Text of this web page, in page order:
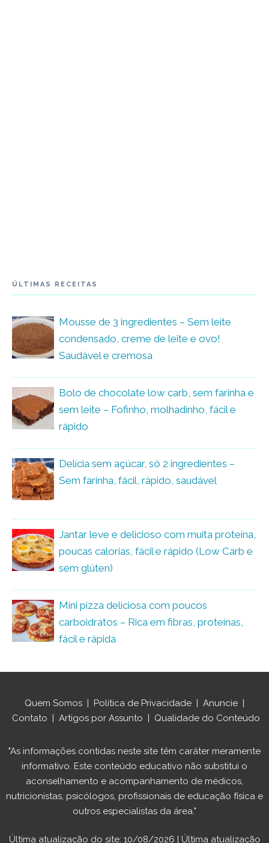
ÚLTIMAS RECEITAS
Mousse de 3 ingredientes – Sem leite
condensado, creme de leite e ovo!
Saudável e cremosa
Bolo de chocolate low carb, sem farinha e
sem leite – Fofinho, molhadinho, fácil e
rápido
Delícia sem açúcar, só 2 ingredientes –
Sem farinha, fácil, rápido, saudável
Jantar leve e delicioso com muita proteína,
poucas calorias, fácil e rápido (Low Carb e
sem glúten)
Mini pizza deliciosa com poucos
carboidratos – Rica em fibras, proteínas,
fácil e rápida
Quem Somos | Política de Privacidade | Anuncie |
Contato | Artigos por Assunto | Qualidade do Conteúdo
"As informações contidas neste site têm caráter meramente
informativo. Este conteúdo educativo não substitui o
aconselhamento e acompanhamento de médicos,
nutricionistas, psicólogos, profissionais de educação física e
outros especialistas da área."
Última atualização do site: 10/08/2026 | Última atualização